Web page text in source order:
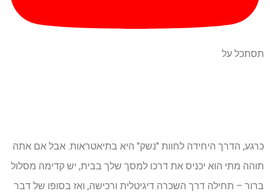
תסתכל על
כרגע, הדרך היחידה לחוות "נשק" היא בתיאטראות. אבל אם אתה
תוהה מתי הוא יכניס את דרכו למסך שלך בבית, יש קדימה מסלול
ברור – תחילה דרך השכרה דיגיטלית ורכישה, ואז בסופו של דבר